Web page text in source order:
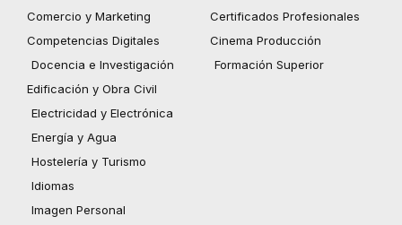
Comercio y Marketing
Competencias Digitales
Docencia e Investigación
Edificación y Obra Civil
Electricidad y Electrónica
Energía y Agua
Hostelería y Turismo
Idiomas
Imagen Personal
Certificados Profesionales
Cinema Producción
Formación Superior